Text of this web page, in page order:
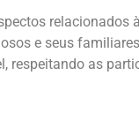
relacionados
e seus
respeitando as